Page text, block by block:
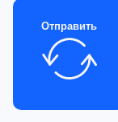
Отправить